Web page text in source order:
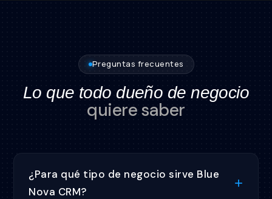
Preguntas frecuentes
Lo que todo dueño de negocio
quiere saber
¿Para qué tipo de negocio sirve Blue
Nova CRM?